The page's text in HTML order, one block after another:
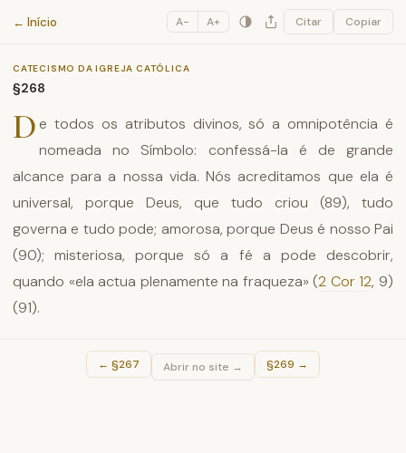
Catecismo da Igreja Católica
← Início A− A+ Citar Copiar
CATECISMO DA IGREJA CATÓLICA
§268
D e todos os atributos divinos, só a omnipotência é
nomeada no Símbolo: confessá-la é de grande
alcance para a nossa vida. Nós acreditamos que ela é
universal, porque Deus, que tudo criou (89), tudo
governa e tudo pode; amorosa, porque Deus é nosso Pai
(90); misteriosa, porque só a fé a pode descobrir,
quando «ela actua plenamente na fraqueza» (2 Cor 12, 9)
(91).
← §267 Abrir no site → §269 →